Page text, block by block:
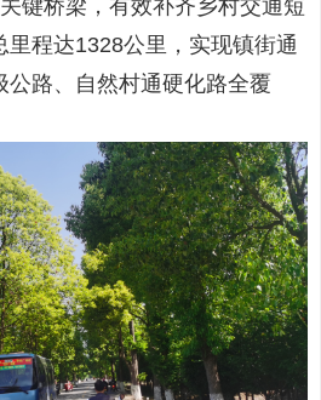
键桥梁，有效补齐乡村交通短
程达1328公里，实现镇街通
公路、自然村通硬化路全覆